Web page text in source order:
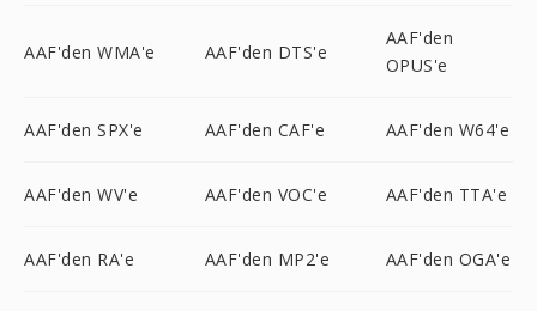
AAF'den WMA'e AAF'den DTS'e
AAF'den
OPUS'e
AAF'den SPX'e AAF'den CAF'e AAF'den W64'e
AAF'den WV'e AAF'den VOC'e AAF'den TTA'e
AAF'den RA'e AAF'den MP2'e AAF'den OGA'e